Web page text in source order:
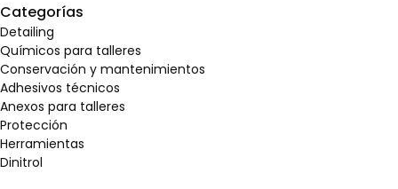
Categorías
Detailing
Químicos para talleres
Conservación y mantenimientos
Adhesivos técnicos
Anexos para talleres
Protección
Herramientas
Dinitrol